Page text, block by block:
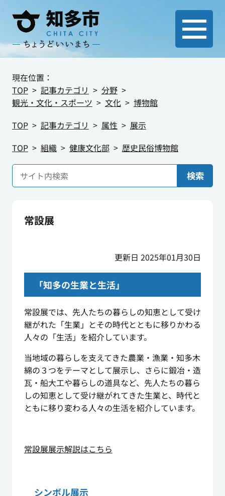
現在位置：
TOP
記事カテゴリ
分野
観光・文化・スポーツ
文化
博物館
TOP
記事カテゴリ 属性
展示
TOP
組織 健康文化部 歴史民俗博物館
検索
常設展
更新日 2025年01月30日
「知多の生業と生活」
常設展では、先人たちの暮らしの知恵として受け
継がれた「生業」とその時代とともに移りかわる
人々の「生活」を紹介しています。
当地域の暮らしを支えてきた農業・漁業・知多木
綿の３つをテーマとして展示し、さらに鍛冶・造
瓦・船大工や暮らしの道具など、先人たちの暮ら
しの知恵として受け継がれてきた生業と、時代と
ともに移り変わる人々の生活を紹介しています。
常設展展示解説はこちら
シンボル展示